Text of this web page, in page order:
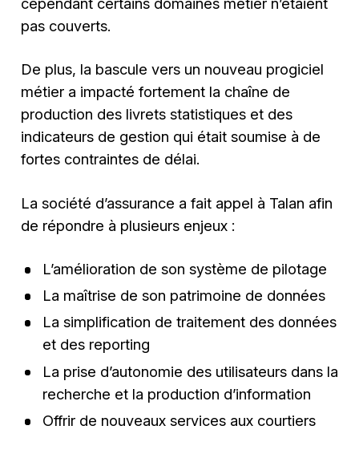
pas couverts.
De plus, la bascule vers un nouveau progiciel
métier a impacté fortement la chaîne de
production des livrets statistiques et des
indicateurs de gestion qui était soumise à de
fortes contraintes de délai.
La société d’assurance a fait appel à Talan afin
de répondre à plusieurs enjeux :
L’amélioration de son système de pilotage
La maîtrise de son patrimoine de données
La simplification de traitement des données
et des reporting
La prise d’autonomie des utilisateurs dans la
recherche et la production d’information
Offrir de nouveaux services aux courtiers